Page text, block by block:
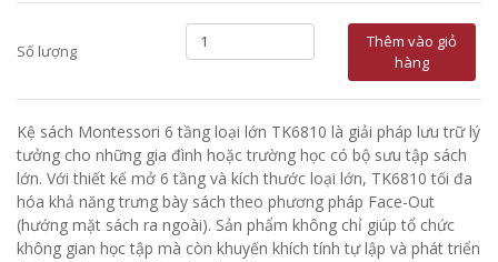
Số lượng
Thêm vào giỏ
hàng
Kệ sách Montessori 6 tầng loại lớn TK6810 là giải pháp lưu trữ lý
tưởng cho những gia đình hoặc trường học có bộ sưu tập sách
lớn. Với thiết kế mở 6 tầng và kích thước loại lớn, TK6810 tối đa
hóa khả năng trưng bày sách theo phương pháp Face-Out
(hướng mặt sách ra ngoài). Sản phẩm không chỉ giúp tổ chức
không gian học tập mà còn khuyến khích tính tự lập và phát triển